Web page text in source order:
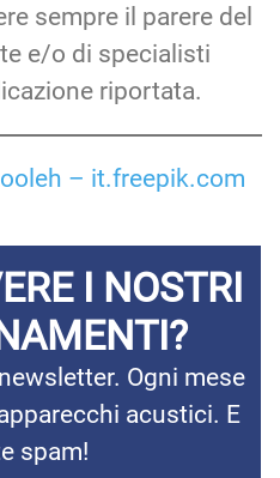
sempre il parere del
e/o di specialisti
riportata.
– it.freepik.com
I NOSTRI
Ogni mese
acustici. E
spam!